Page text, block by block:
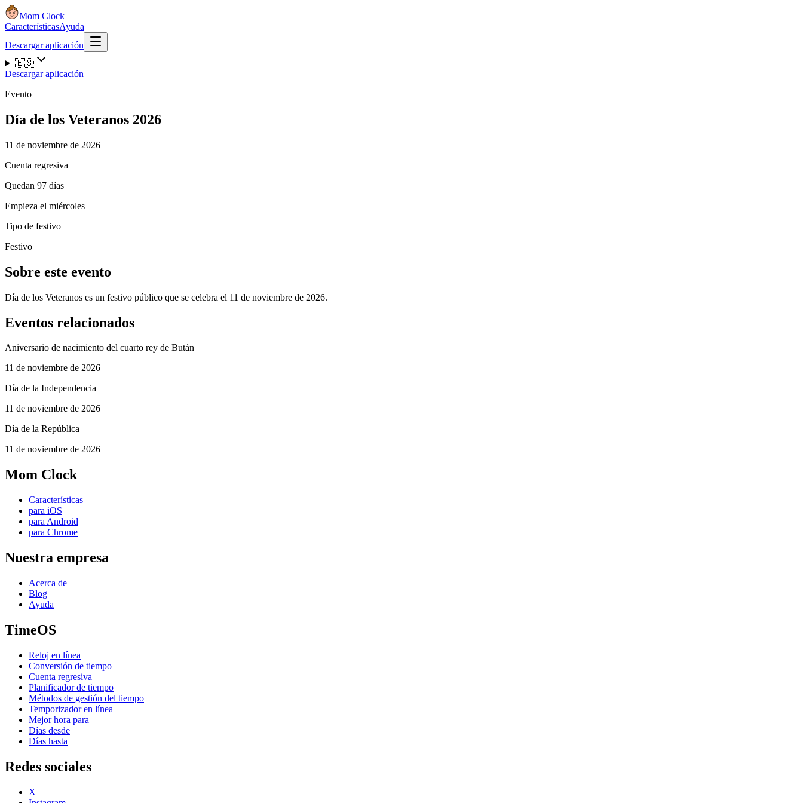
Mom Clock
CaracterísticasAyuda
Descargar aplicación
🇪🇸
Descargar aplicación
Evento
Día de los Veteranos 2026
11 de noviembre de 2026
Cuenta regresiva
Quedan 97 días
Empieza el miércoles
Tipo de festivo
Festivo
Sobre este evento
Día de los Veteranos es un festivo público que se celebra el 11 de noviembre de 2026.
Eventos relacionados
Aniversario de nacimiento del cuarto rey de Bután
11 de noviembre de 2026
Día de la Independencia
11 de noviembre de 2026
Día de la República
11 de noviembre de 2026
Mom Clock
Características
para iOS
para Android
para Chrome
Nuestra empresa
Acerca de
Blog
Ayuda
TimeOS
Reloj en línea
Conversión de tiempo
Cuenta regresiva
Planificador de tiempo
Métodos de gestión del tiempo
Temporizador en línea
Mejor hora para
Días desde
Días hasta
Redes sociales
X